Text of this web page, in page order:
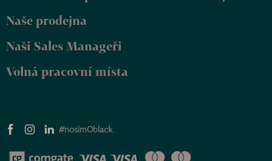
Naše prodejna
Naši Sales Manageři
Volná pracovní místa
#nosimOblack